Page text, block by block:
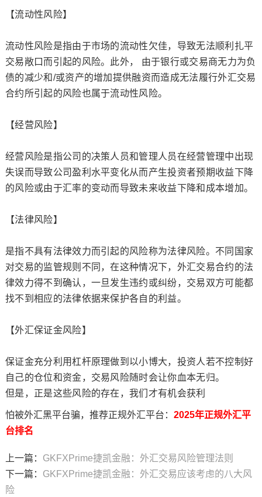
【流动性风险】
流动性风险是指由于市场的流动性欠佳，导致无法顺利扎平
交易敞口而引起的风险。此外， 由于银行或交易商无力为负
债的减少和/或资产的增加提供融资而造成无法履行外汇交易
合约所引起的风险也属于流动性风险。
【经营风险】
经营风险是指公司的决策人员和管理人员在经营管理中出现
失误而导致公司盈利水平变化从而产生投资者预期收益下降
的风险或由于汇率的变动而导致未来收益下降和成本增加。
【法律风险】
是指不具有法律效力而引起的风险称为法律风险。不同国家
对交易的监管规则不同，在这种情况下，外汇交易合约的法
律效力得不到确认，一旦发生违约或纠纷，交易双方可能都
找不到相应的法律依据来保护各自的利益。
【外汇保证金风险】
保证金充分利用杠杆原理做到以小博大，投资人若不控制好
自己的仓位和资金，交易风险随时会让你血本无归。
但是，正是这些风险的存在，我们才有机会获利
怕被外汇黑平台骗，推荐正规外汇平台： 2025年正规外汇平
台排名
上一篇： GKFXPrime捷凯金融：外汇交易风险管理法则
下一篇： GKFXPrime捷凯金融：外汇交易应该考虑的八大风
险